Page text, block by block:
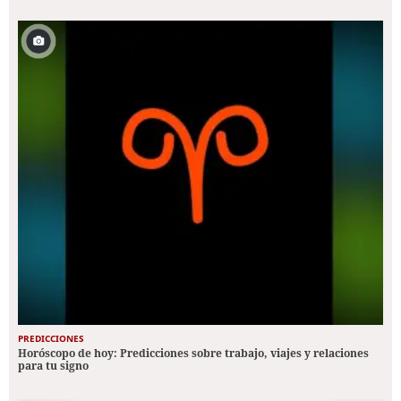
PREDICCIONES
Horóscopo de hoy: Predicciones sobre trabajo, viajes y relaciones
para tu signo